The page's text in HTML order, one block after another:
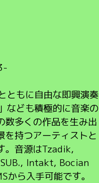
ともに自由な即興演奏
なども積極的に音楽の
数多くの作品を生み出
を持つアーティストと
。音源はTzadik,
Intakt, Bocian
ら入手可能です。